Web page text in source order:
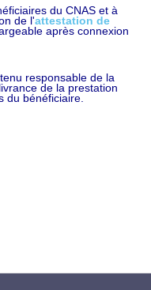
du CNAS et à
de l'attestation de
après connexion
responsable de la
de la prestation
du bénéficiaire.